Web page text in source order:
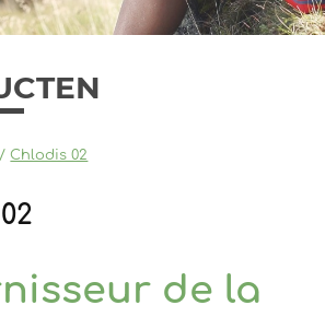
/ Chlodis 02
de la